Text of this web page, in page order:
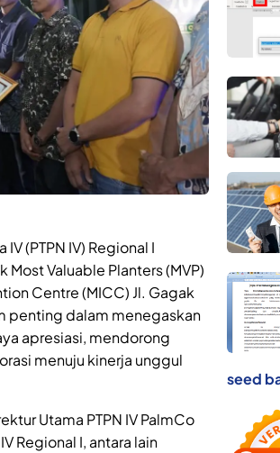
(PTPN IV) Regional I
Valuable Planters (MVP)
Centre (MICC) Jl. Gagak
penting dalam menegaskan
apresiasi, mendorong
menuju kinerja unggul
Utama PTPN IV PalmCo
Regional I, antara lain
seed